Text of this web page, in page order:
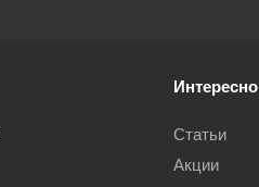
Интересно
Статьи
Акции